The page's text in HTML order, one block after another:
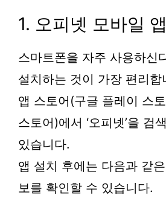
1. 오피넷 모바일
스마트폰을 자주 사용하신
설치하는 것이 가장 편리합
앱 스토어(구글 플레이 스
스토어)에서 ‘오피넷’을 검
있습니다.
앱 설치 후에는 다음과 같
보를 확인할 수 있습니다.